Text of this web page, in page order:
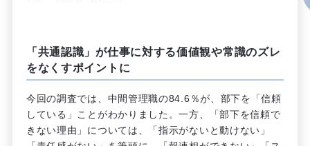
「共通認識」が仕事に対する価値観や常識のズレ
をなくすポイントに
今回の調査では、中間管理職の84.6％が、部下を「信頼
している」ことがわかりました。一方、「部下を信頼で
きない理由」については、「指示がないと動けない」